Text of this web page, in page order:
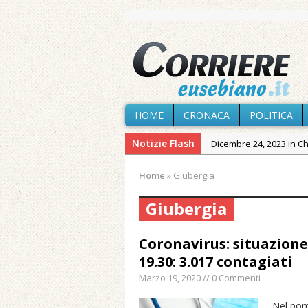
HOME CRONACA POLITICA
Notizie Flash Dicembre 24, 2023 in
Agosto 7, 2026 in
provvisoria»
Agosto 7, 2026 in
Agosto 7, 2026 in Paesi:
Home » Giubergia
Giubergia
Coronavirus:
19.30: 3.017 contagiati
Marzo 19, 2020 // 0 Commenti